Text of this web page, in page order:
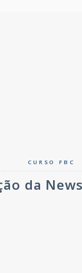
CURSO FBC
da